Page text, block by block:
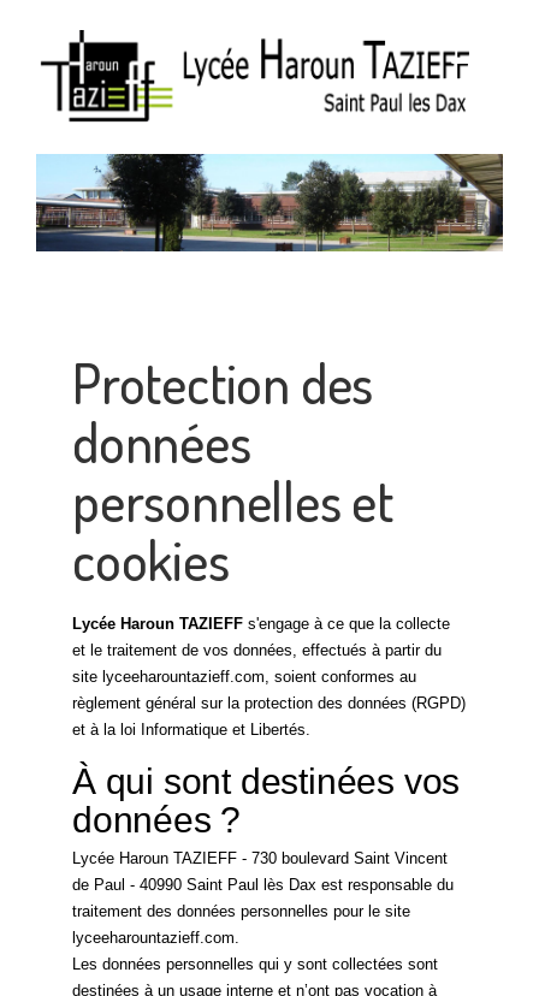
Protection des
données
personnelles et
cookies
Lycée Haroun TAZIEFF s'engage à ce que la collecte
et le traitement de vos données, effectués à partir du
site lyceeharountazieff.com, soient conformes au
règlement général sur la protection des données (RGPD)
et à la loi Informatique et Libertés.
À qui sont destinées vos
données ?
Lycée Haroun TAZIEFF - 730 boulevard Saint Vincent
de Paul - 40990 Saint Paul lès Dax est responsable du
traitement des données personnelles pour le site
lyceeharountazieff.com.
Les données personnelles qui y sont collectées sont
destinées à un usage interne et n’ont pas vocation à